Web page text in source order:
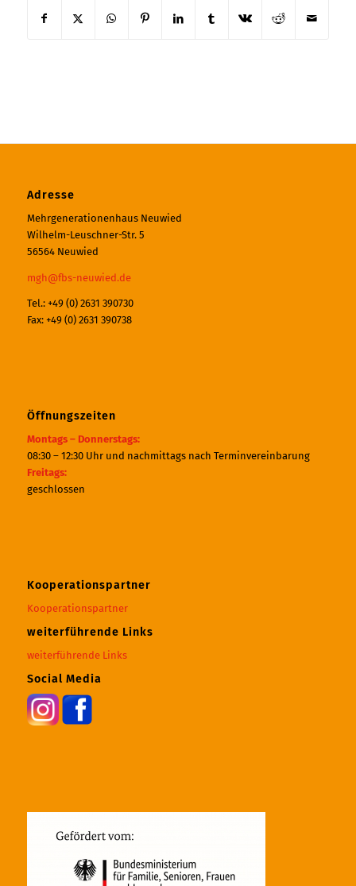
Adresse
Mehrgenerationenhaus Neuwied
Wilhelm-Leuschner-Str. 5
56564 Neuwied
mgh@fbs-neuwied.de
Tel.: +49 (0) 2631 390730
Fax: +49 (0) 2631 390738
Öffnungszeiten
Montags – Donnerstags:
08:30 – 12:30 Uhr und nachmittags nach Terminvereinbarung
Freitags:
geschlossen
Kooperationspartner
Kooperationspartner
weiterführende Links
weiterführende Links
Social Media